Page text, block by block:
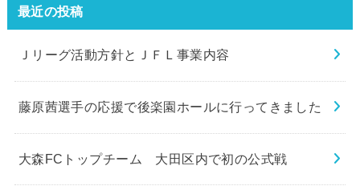
最近の投稿
Ｊリーグ活動方針とＪＦＬ事業内容
藤原茜選手の応援で後楽園ホールに行ってきました
大森FCトップチーム 大田区内で初の公式戦